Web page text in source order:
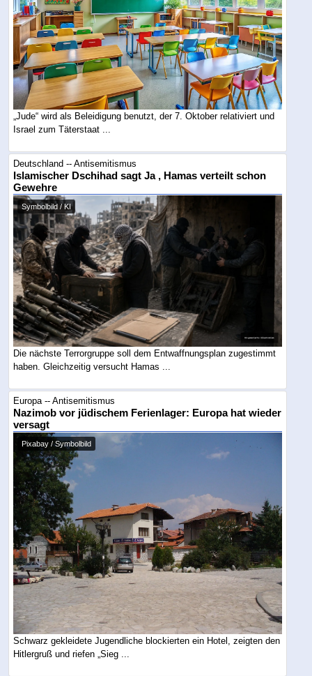
„Jude“ wird als Beleidigung benutzt, der 7. Oktober relativiert und
Israel zum Täterstaat ...
Deutschland -- Antisemitismus
Islamischer Dschihad sagt Ja , Hamas verteilt schon
Gewehre
Symbolbild / KI
Die nächste Terrorgruppe soll dem Entwaffnungsplan zugestimmt
haben. Gleichzeitig versucht Hamas ...
Europa -- Antisemitismus
Nazimob vor jüdischem Ferienlager: Europa hat wieder
versagt
Pixabay / Symbolbild
Schwarz gekleidete Jugendliche blockierten ein Hotel, zeigten den
Hitlergruß und riefen „Sieg ...